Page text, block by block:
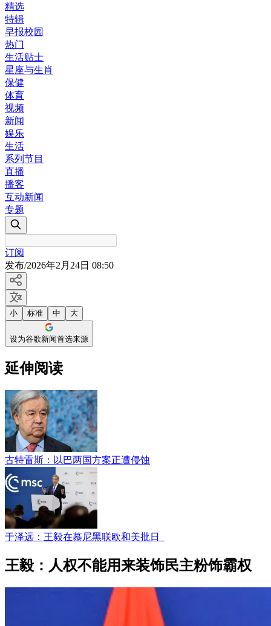
精选
特辑
早报校园
热门
生活贴士
星座与生肖
保健
体育
视频
新闻
娱乐
生活
系列节目
直播
播客
互动新闻
专题
订阅
发布/2026年2月24日 08:50
小 标准 中 大
设为谷歌新闻首选来源
延伸阅读
古特雷斯：以巴两国方案正遭侵蚀
于泽远：王毅在慕尼黑联欧和美批日
王毅：人权不能用来装饰民主粉饰霸权